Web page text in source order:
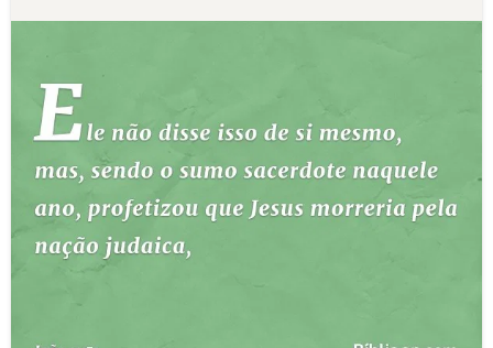
DEVOCIONAL DIÁRIO
10 MANDAMENTOS
ESTUDOS BÍBLICOS
TEMAS